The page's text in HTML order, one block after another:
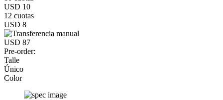
USD 10
12 cuotas
USD 8
USD 87
Pre-order:
Talle
Único
Color